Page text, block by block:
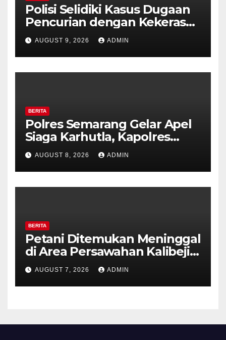
Polisi Selidiki Kasus Dugaan
Pencurian dengan Kekerasan
di Counter HP Royal Phone
Ambarawa.
AUGUST 9, 2026 ADMIN
BERITA
Polres Semarang Gelar Apel
Siaga Karhutla, Kapolres
Tekankan Sinergi dan
Kesiapsiagaan Hadapi Musim
Kemarau.
AUGUST 8, 2026 ADMIN
BERITA
Petani Ditemukan Meninggal
di Area Persawahan Kalibeji,
Polisi Pastikan Tidak Ada
Tanda Kekerasan
AUGUST 7, 2026 ADMIN